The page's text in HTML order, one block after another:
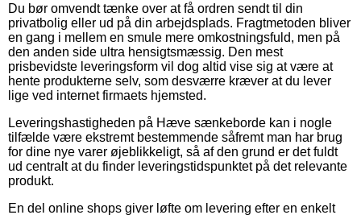
Du bør omvendt tænke over at få ordren sendt til din
privatbolig eller ud på din arbejdsplads. Fragtmetoden bliver
en gang i mellem en smule mere omkostningsfuld, men på
den anden side ultra hensigtsmæssig. Den mest
prisbevidste leveringsform vil dog altid vise sig at være at
hente produkterne selv, som desværre kræver at du lever
lige ved internet firmaets hjemsted.
Leveringshastigheden på Hæve sænkeborde kan i nogle
tilfælde være ekstremt bestemmende såfremt man har brug
for dine nye varer øjeblikkeligt, så af den grund er det fuldt
ud centralt at du finder leveringstidspunktet på det relevante
produkt.
En del online shops giver løfte om levering efter en enkelt